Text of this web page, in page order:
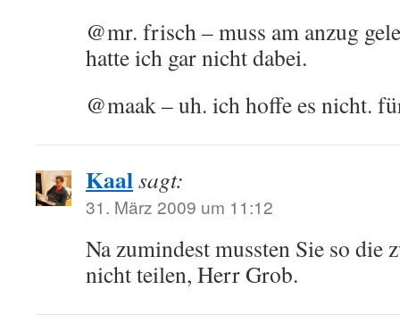
@mr. frisch – muss am anzug
hatte ich gar nicht dabei.
@maak – uh. ich hoffe es nicht.
Kaalsagt:
31. März 2009 um 11:12
Na zumindest mussten Sie so die
nicht teilen, Herr Grob.